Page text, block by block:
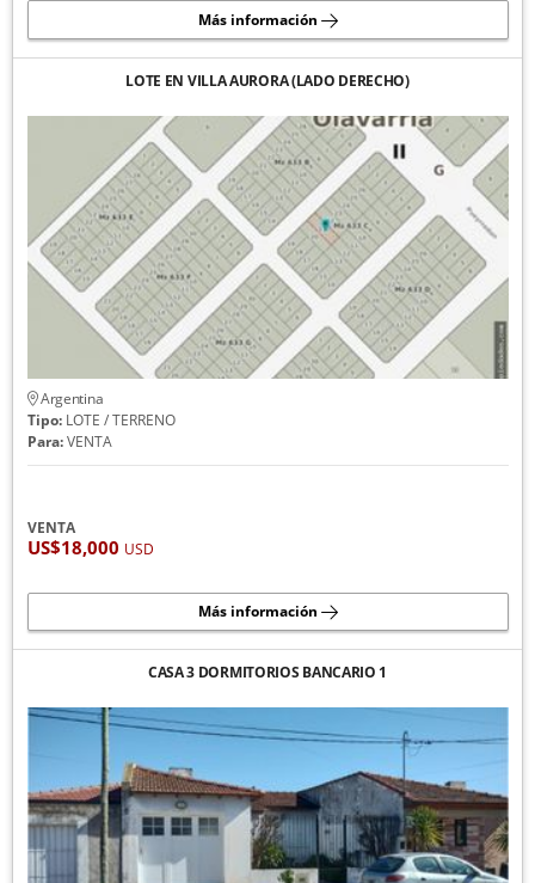
Más información
LOTE EN VILLA AURORA (LADO DERECHO)
Argentina
Tipo:LOTE / TERRENO
Para:VENTA
VENTA
US$18,000 USD
Más información
CASA 3 DORMITORIOS BANCARIO 1